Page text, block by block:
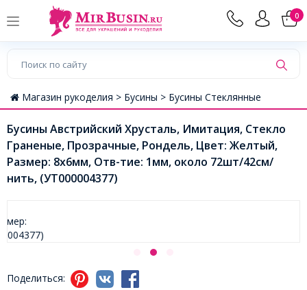
0
Магазин рукоделия > Бусины > Бусины Стеклянные
Бусины Австрийский Хрусталь, Имитация, Стекло
Граненые, Прозрачные, Рондель, Цвет: Желтый,
Размер: 8х6мм, Отв-тие: 1мм, около 72шт/42см/
нить, (УТ000004377)
Поделиться: